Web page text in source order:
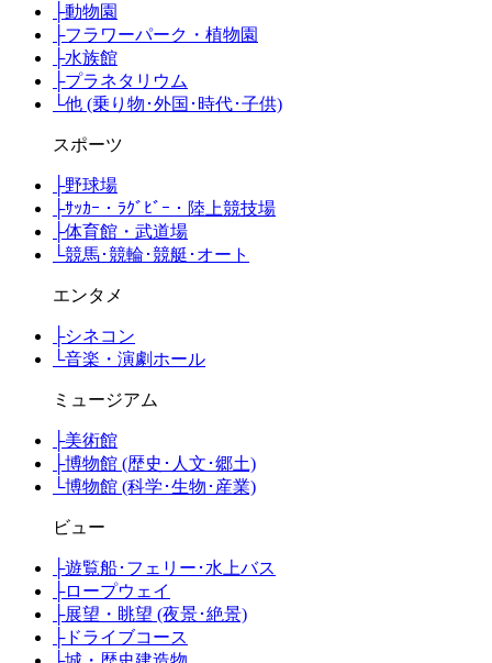
├動物園
├フラワーパーク・植物園
├水族館
├プラネタリウム
└他 (乗り物･外国･時代･子供)
スポーツ
├野球場
├ｻｯｶｰ・ﾗｸﾞﾋﾞｰ・陸上競技場
├体育館・武道場
└競馬･競輪･競艇･オート
エンタメ
├シネコン
└音楽・演劇ホール
ミュージアム
├美術館
├博物館 (歴史･人文･郷土)
└博物館 (科学･生物･産業)
ビュー
├遊覧船･フェリー･水上バス
├ロープウェイ
├展望・眺望 (夜景･絶景)
├ドライブコース